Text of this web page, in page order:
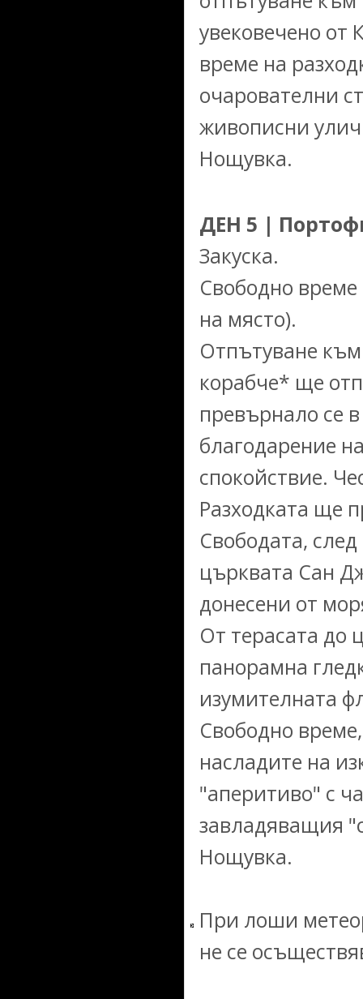
увековечено от
време на
очарователни
живописни
Нощувка.
ДЕН 5 |
Закуска.
Свободно време
на място).
Отпътуване
корабче* ще
превърнало се
благодарение
спокойствие.
Разходката ще
Свободата,
църквата Сан
донесени от
От терасата до
панорамна
изумителната
Свободно
насладите на
"аперитиво" с
завладяващия
Нощувка.
При лоши
не се